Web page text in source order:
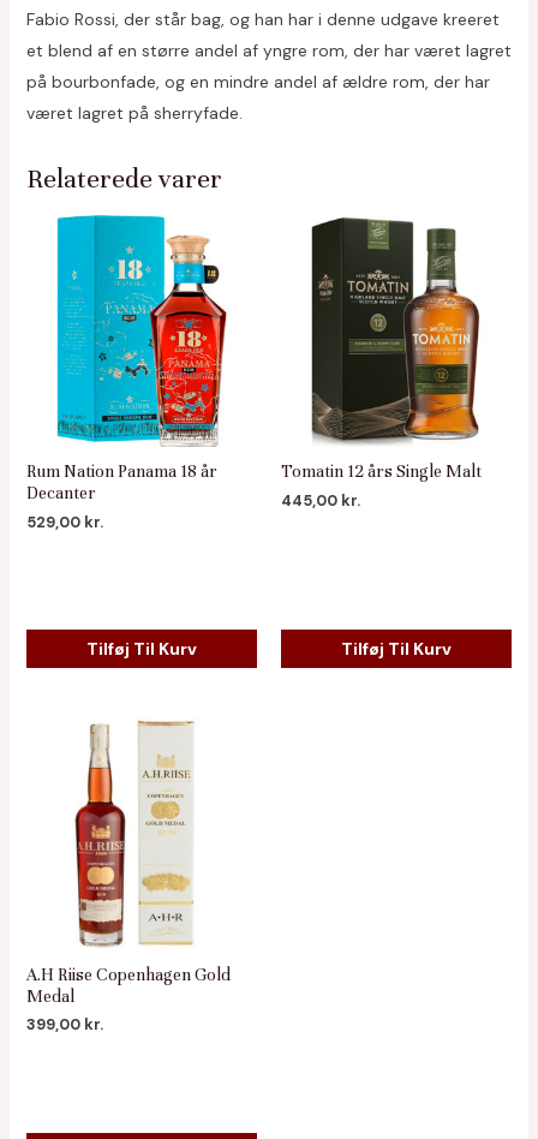
Fabio Rossi, der står bag, og han har i denne udgave kreeret
et blend af en større andel af yngre rom, der har været lagret
på bourbonfade, og en mindre andel af ældre rom, der har
været lagret på sherryfade.
Relaterede varer
Rum Nation Panama 18 år
Decanter
529,00 kr.
Tilføj Til Kurv
Tomatin 12 års Single Malt
445,00 kr.
Tilføj Til Kurv
A.H Riise Copenhagen Gold
Medal
399,00 kr.